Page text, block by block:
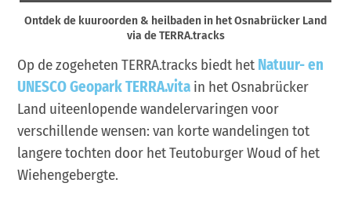
Ontdek de kuuroorden & heilbaden in het Osnabrücker Land
via de TERRA.tracks
Op de zogeheten TERRA.tracks biedt het Natuur- en
UNESCO Geopark TERRA.vita in het Osnabrücker
Land uiteenlopende wandelervaringen voor
verschillende wensen: van korte wandelingen tot
langere tochten door het Teutoburger Woud of het
Wiehengebergte.